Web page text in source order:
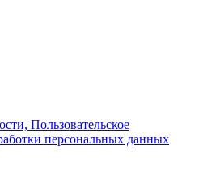
Пользовательское
персональных данных